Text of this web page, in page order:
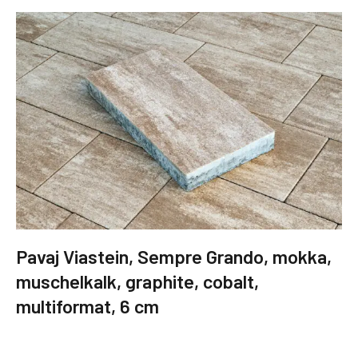
Pavaj Viastein, Sempre Grando, mokka,
muschelkalk, graphite, cobalt,
multiformat, 6 cm